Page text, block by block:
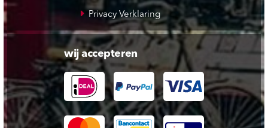
Privacy Verklaring
wij accepteren